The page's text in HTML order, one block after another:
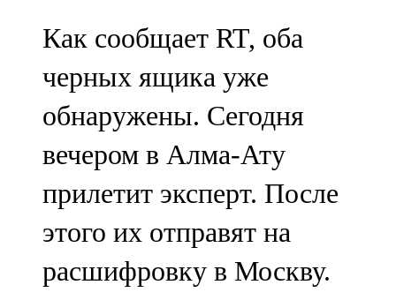
Сарман
107,8 FM
Теләче
106,1 FM
Түбән Кама
102,6 FM
Чирмешән
Как сообщает RT, оба
черных ящика уже
обнаружены. Сегодня
вечером в Алма-Ату
прилетит эксперт. После
этого их отправят на
расшифровку в Москву.